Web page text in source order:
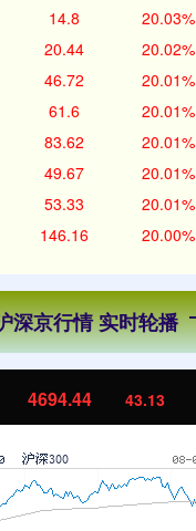
14.8 20.03%
20.44 20.02%
46.72 20.01%
61.6 20.01%
83.62 20.01%
49.67 20.01%
53.33 20.01%
146.16 20.00%
深京行情 实时轮播
北证50 1134.24